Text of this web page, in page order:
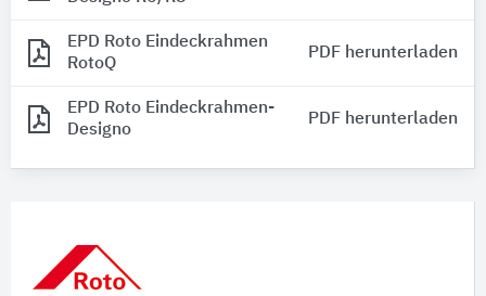
EPD Roto Eindeckrahmen
RotoQ
PDF herunterladen
EPD Roto Eindeckrahmen-
Designo
PDF herunterladen